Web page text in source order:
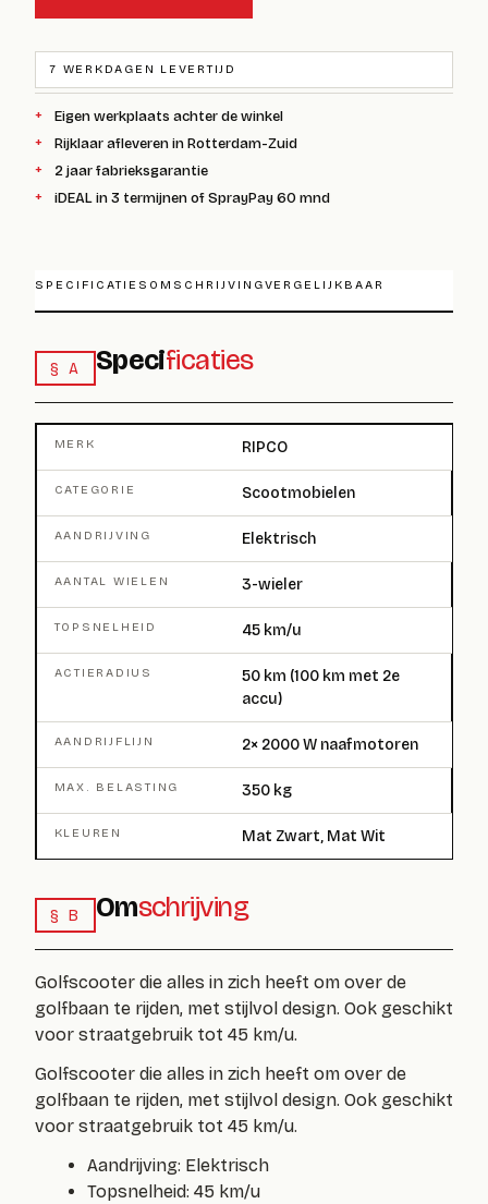
7 WERKDAGEN LEVERTIJD
Eigen werkplaats achter de winkel
Rijklaar afleveren in Rotterdam-Zuid
2 jaar fabrieksgarantie
iDEAL in 3 termijnen of SprayPay 60 mnd
SPECIFICATIES OMSCHRIJVINGVERGELIJKBAAR
§ A Specificaties
MERK RIPCO
CATEGORIE Scootmobielen
AANDRIJVING Elektrisch
AANTAL WIELEN 3-wieler
TOPSNELHEID 45 km/u
ACTIERADIUS
50 km (100 km met 2e
accu)
AANDRIJFLIJN 2× 2000 W naafmotoren
MAX. BELASTING 350 kg
KLEUREN Mat Zwart, Mat Wit
§ B Omschrijving
Golfscooter die alles in zich heeft om over de
golfbaan te rijden, met stijlvol design. Ook geschikt
voor straatgebruik tot 45 km/u.
Golfscooter die alles in zich heeft om over de
golfbaan te rijden, met stijlvol design. Ook geschikt
voor straatgebruik tot 45 km/u.
Aandrijving: Elektrisch
Topsnelheid: 45 km/u